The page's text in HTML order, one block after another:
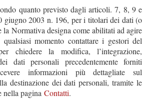
quanto previsto dagli articoli. 7, 8, 9 e
giugno 2003 n. 196, per i titolari dei dati (o
la Normativa designa come abilitati ad agire
momento contattare i gestori del
chiedere la modifica, l’integrazione,
dati personali precedentemente forniti
informazioni più dettagliate sul
destinazione dei dati personali, tramite le
nella pagina Contatti.